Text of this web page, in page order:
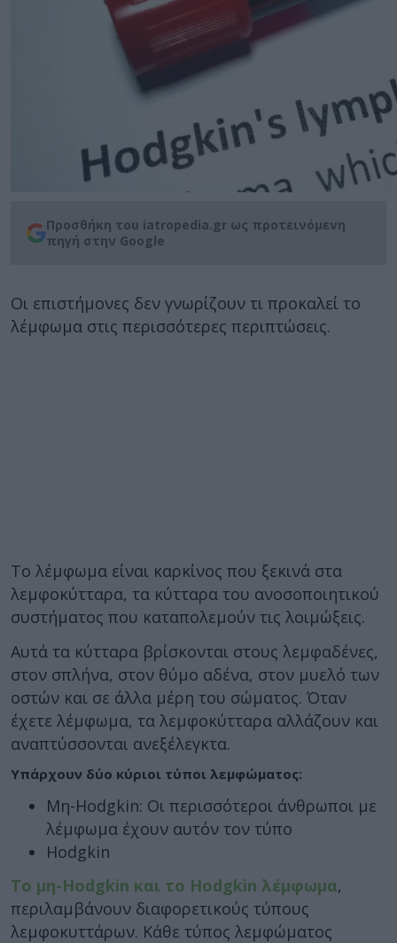
Προσθήκη του iatropedia.gr ως προτεινόμενη
πηγή στην Google
Οι επιστήμονες δεν γνωρίζουν τι προκαλεί το
λέμφωμα στις περισσότερες περιπτώσεις.
Το λέμφωμα είναι καρκίνος που ξεκινά στα
λεμφοκύτταρα, τα κύτταρα του ανοσοποιητικού
συστήματος που καταπολεμούν τις λοιμώξεις.
Αυτά τα κύτταρα βρίσκονται στους λεμφαδένες,
στον σπλήνα, στον θύμο αδένα, στον μυελό των
οστών και σε άλλα μέρη του σώματος. Όταν
έχετε λέμφωμα, τα λεμφοκύτταρα αλλάζουν και
αναπτύσσονται ανεξέλεγκτα.
Υπάρχουν δύο κύριοι τύποι λεμφώματος:
Μη-Hodgkin: Οι περισσότεροι άνθρωποι με
λέμφωμα έχουν αυτόν τον τύπο
Hodgkin
Το μη-Hodgkin και το Hodgkin λέμφωμα,
περιλαμβάνουν διαφορετικούς τύπους
λεμφοκυττάρων. Κάθε τύπος λεμφώματος